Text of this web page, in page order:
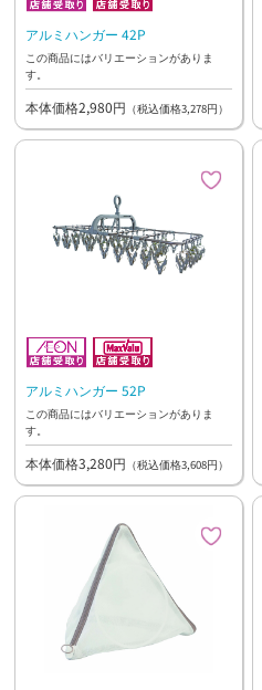
アルミハンガー 42P
この商品にはバリエーションがありま
す。
本体価格2,980円 （税込価格3,278円）
アルミハンガー 52P
この商品にはバリエーションがありま
す。
本体価格3,280円 （税込価格3,608円）